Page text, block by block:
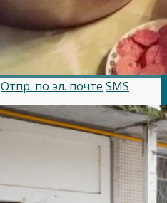
Отпр. по эл. почте SMS